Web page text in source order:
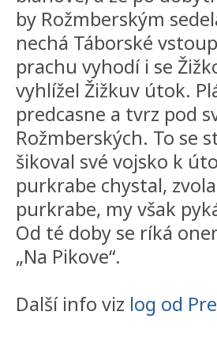
by Rožmberským
nechá Táborské
prachu vyhodí i se
vyhlížel Žižkuv útok.
predcasne a tvrz pod
Rožmberských. To se
šikoval své vojsko k
purkrabe chystal,
purkrabe, my však
Od té doby se ríká
„Na Pikove“.
Další info viz log od